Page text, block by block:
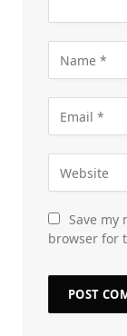
Save my
browser for